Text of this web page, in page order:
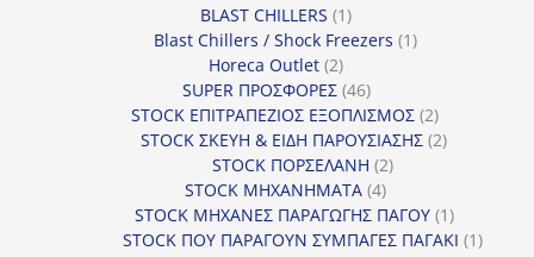
BLAST CHILLERS 11
προϊόν
Blast Chillers / Shock Freezers 11
Horeca Outlet 22
προϊόντα
SUPER ΠΡΟΣΦΟΡΕΣ 4646
προϊόντα
STOCK ΕΠΙΤΡΑΠΕΖΙΟΣ ΕΞΟΠΛΙΣΜΟΣ 22
προϊόντα
STOCK ΣΚΕΥΗ & ΕΙΔΗ ΠΑΡΟΥΣΙΑΣΗΣ 22
STOCK ΠΟΡΣΕΛΑΝΗ 22
STOCK ΜΗΧΑΝΗΜΑΤΑ 44
προϊόντα
STOCK ΜΗΧΑΝΕΣ ΠΑΡΑΓΩΓΗΣ ΠΑΓΟΥ 11
προϊόν
STOCK ΠΟΥ ΠΑΡΑΓΟΥΝ ΣΥΜΠΑΓΕΣ ΠΑΓΑΚΙ 11